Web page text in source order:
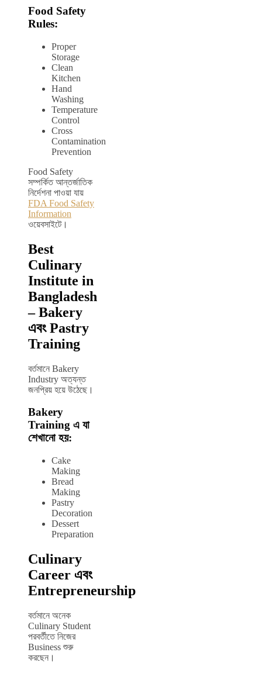
Food Safety
Rules:
Proper
Storage
Clean
Kitchen
Hand
Washing
Temperature
Control
Cross
Contamination
Prevention
Food Safety
সম্পর্কিত আন্তর্জাতিক
নির্দেশনা পাওয়া যায়
FDA Food Safety
Information
ওয়েবসাইটে।
Best
Culinary
Institute in
Bangladesh
– Bakery
এবং Pastry
Training
বর্তমানে Bakery
Industry অত্যন্ত
জনপ্রিয় হয়ে উঠেছে।
Bakery
Training এ যা
শেখানো হয়:
Cake
Making
Bread
Making
Pastry
Decoration
Dessert
Preparation
Culinary
Career এবং
Entrepreneurship
বর্তমানে অনেক
Culinary Student
পরবর্তীতে নিজের
Business শুরু
করছেন।